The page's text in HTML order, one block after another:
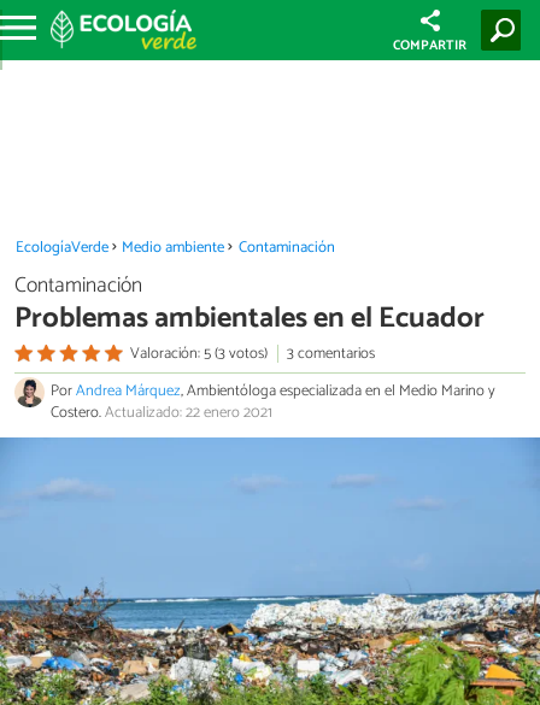
COMPARTIR
EcologíaVerde Medio ambiente Contaminación
Contaminación
Problemas ambientales en el Ecuador
Valoración: 5 (3 votos)
3 comentarios
PorAndrea Márquez, Ambientóloga especializada en el Medio Marino y
Costero.Actualizado: 22 enero 2021